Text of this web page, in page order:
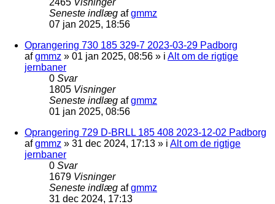
Seneste indlæg afgmmz
07 jan 2025, 18:56
Oprangering 730 185 329-7 2023-03-29 Padborg
afgmmz » 01 jan 2025, 08:56 » i Alt om de rigtige
jernbaner
0 Svar
1805 Visninger
Seneste indlæg afgmmz
01 jan 2025, 08:56
Oprangering 729 D-BRLL 185 408 2023-12-02 Padborg
afgmmz » 31 dec 2024, 17:13 » i Alt om de rigtige
jernbaner
0 Svar
1679 Visninger
Seneste indlæg afgmmz
31 dec 2024, 17:13